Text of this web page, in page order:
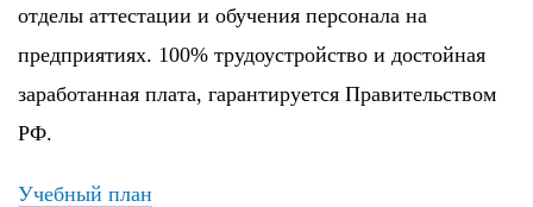
отделы аттестации и обучения персонала на
предприятиях. 100% трудоустройство и достойная
заработанная плата, гарантируется Правительством
РФ.
Учебный план